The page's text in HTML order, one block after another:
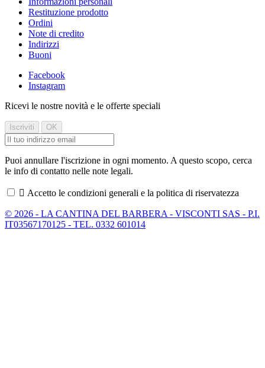
Restituzione prodotto
Ordini
Note di credito
Indirizzi
Buoni
Facebook
Instagram
Ricevi le nostre novità e le offerte speciali
Puoi annullare l'iscrizione in ogni momento. A questo scopo, cerca
le info di contatto nelle note legali.
 Accetto le condizioni generali e la politica di riservatezza
© 2026 - LA CANTINA DEL BARBERA - VISCONTI SAS - P.I.
IT03567170125 - TEL. 0332 601014